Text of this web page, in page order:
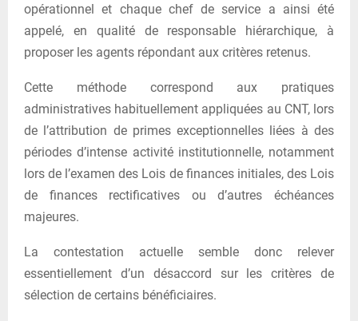
opérationnel et chaque chef de service a ainsi été
appelé, en qualité de responsable hiérarchique, à
proposer les agents répondant aux critères retenus.
Cette méthode correspond aux pratiques
administratives habituellement appliquées au CNT, lors
de l’attribution de primes exceptionnelles liées à des
périodes d’intense activité institutionnelle, notamment
lors de l’examen des Lois de finances initiales, des Lois
de finances rectificatives ou d’autres échéances
majeures.
La contestation actuelle semble donc relever
essentiellement d’un désaccord sur les critères de
sélection de certains bénéficiaires.